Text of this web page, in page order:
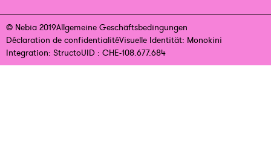
© Nebia 2019Allgemeine Geschäftsbedingungen
Déclaration de confidentialitéVisuelle Identität: Monokini
Integration: StructoUID : CHE-108.677.684